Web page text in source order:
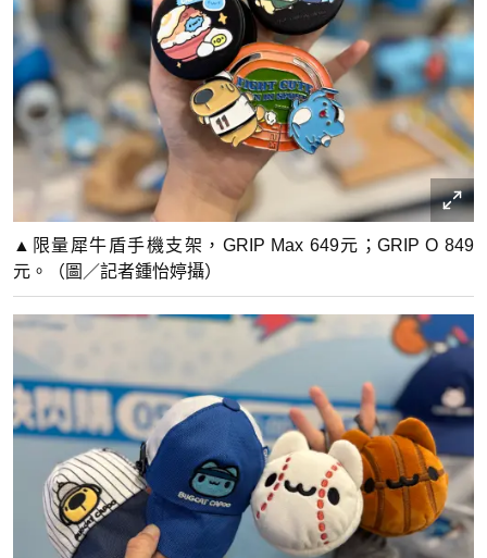
▲限量犀牛盾手機支架，GRIP Max 649元；GRIP O 849
元。（圖／記者鍾怡婷攝）